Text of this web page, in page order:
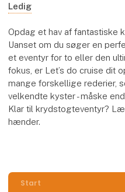
Ledig
Opdag et hav af fantastiske
Uanset om du søger en
et eventyr for to eller den
fokus, er Let’s do cruise dit
mange forskellige rederier,
velkendte kyster - måske
Klar til krydstogteventyr?
hænder.
Start